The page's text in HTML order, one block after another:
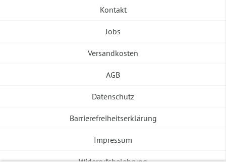
Kontakt
Jobs
Versandkosten
AGB
Datenschutz
Barrierefreiheitserklärung
Impressum
Widerrufsbelehrung